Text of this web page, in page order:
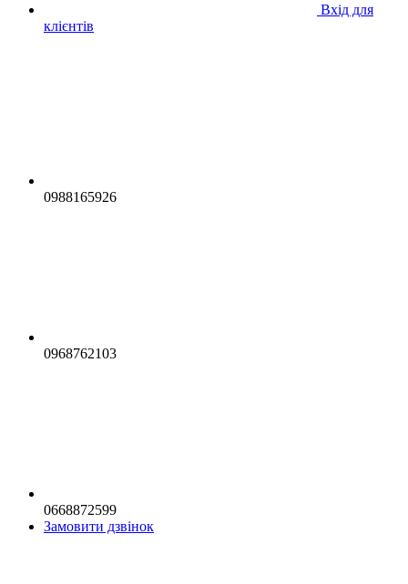
Вхід для
клієнтів
0988165926
0968762103
0668872599
Замовити дзвінок